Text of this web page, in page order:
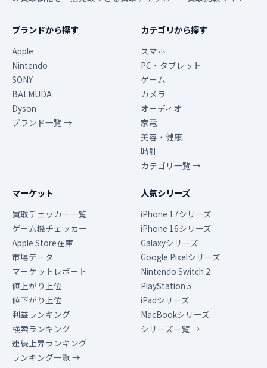
ブランドから探す
Apple
Nintendo
SONY
BALMUDA
Dyson
ブランド一覧 →
カテゴリから探す
スマホ
PC・タブレット
ゲーム
カメラ
オーディオ
家電
美容・健康
時計
カテゴリ一覧 →
マーケット
買取チェッカー一覧
ゲーム機チェッカー
Apple Store在庫
市場データ
マーケットレポート
値上がり上位
値下がり上位
利益ランキング
検索ランキング
連続上昇ランキング
ランキング一覧 →
人気シリーズ
iPhone 17シリーズ
iPhone 16シリーズ
Galaxyシリーズ
Google Pixelシリーズ
Nintendo Switch 2
PlayStation 5
iPadシリーズ
MacBookシリーズ
シリーズ一覧 →